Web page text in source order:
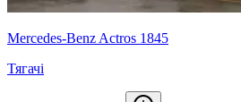
Mercedes-Benz Actros 1845
Тягачі